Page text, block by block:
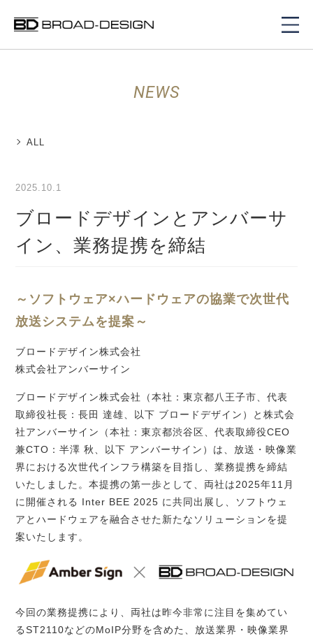
NEWS
ALL
2025.10.1
ブロードデザインとアンバーサ
イン、業務提携を締結
～ソフトウェア×ハードウェアの協業で次世代
放送システムを提案～
ブロードデザイン株式会社
株式会社アンバーサイン
ブロードデザイン株式会社（本社：東京都八王子市、代表
取締役社長：長田 達雄、以下 ブロードデザイン）と株式会
社アンバーサイン（本社：東京都渋谷区、代表取締役CEO
兼CTO ：半澤 秋、以下 アンバーサイン）は、放送・映像業
界における次世代インフラ構築を目指し、業務提携を締結
いたしました。本提携の第一歩として、両社は2025年11 月
に開催される Inter BEE 2025 に共同出展し、ソフトウェ
アとハードウェアを融合させた新たなソリューションを提
案いたします。
今回の業務提携により、両社は昨今非常に注目を集めてい
るST2110などのMoIP分野を含めた、放送業界・映像業界